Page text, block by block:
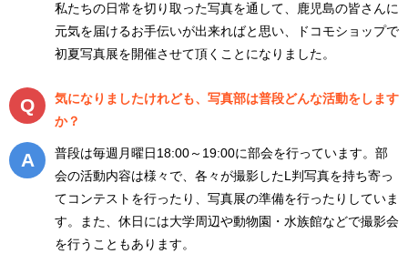
私たちの日常を切り取った写真を通して、鹿児島の皆さんに
元気を届けるお手伝いが出来ればと思い、ドコモショップで
初夏写真展を開催させて頂くことになりました。
気になりましたけれども、写真部は普段どんな活動をします
か？
普段は毎週月曜日18:00～19:00に部会を行っています。部
会の活動内容は様々で、各々が撮影したL判写真を持ち寄っ
てコンテストを行ったり、写真展の準備を行ったりしていま
す。また、休日には大学周辺や動物園・水族館などで撮影会
を行うこともあります。